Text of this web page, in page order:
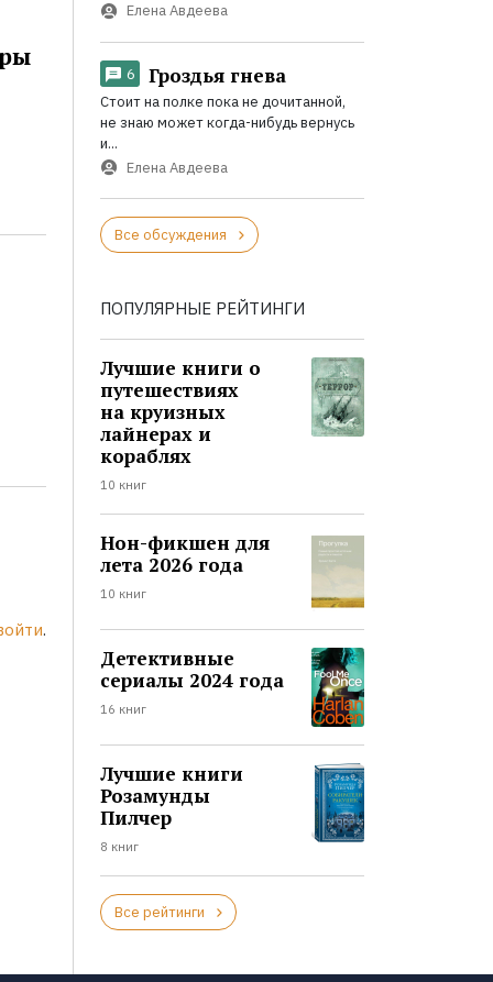
.
Елена Авдеева
6 Гроздья гнева
Стоит на полке пока не дочитанной,
не знаю может когда-нибудь вернусь
и...
Елена Авдеева
Все обсуждения
ПОПУЛЯРНЫЕ РЕЙТИНГИ
Лучшие книги о
путешествиях
на круизных
лайнерах и
кораблях
10 книг
Нон-фикшен для
лета 2026 года
10 книг
Детективные
сериалы 2024 года
16 книг
Лучшие книги
Розамунды
Пилчер
8 книг
Все рейтинги